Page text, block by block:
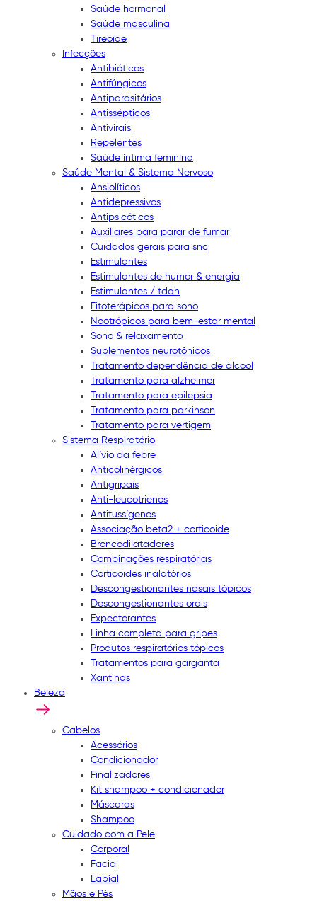
Saúde hormonal
Saúde masculina
Tireoide
Infecções
Antibióticos
Antifúngicos
Antiparasitários
Antissépticos
Antivirais
Repelentes
Saúde íntima feminina
Saúde Mental & Sistema Nervoso
Ansiolíticos
Antidepressivos
Antipsicóticos
Auxiliares para parar de fumar
Cuidados gerais para snc
Estimulantes
Estimulantes de humor & energia
Estimulantes / tdah
Fitoterápicos para sono
Nootrópicos para bem-estar mental
Sono & relaxamento
Suplementos neurotônicos
Tratamento dependência de álcool
Tratamento para alzheimer
Tratamento para epilepsia
Tratamento para parkinson
Tratamento para vertigem
Sistema Respiratório
Alívio da febre
Anticolinérgicos
Antigripais
Anti-leucotrienos
Antitussígenos
Associação beta2 + corticoide
Broncodilatadores
Combinações respiratórias
Corticoides inalatórios
Descongestionantes nasais tópicos
Descongestionantes orais
Expectorantes
Linha completa para gripes
Produtos respiratórios tópicos
Tratamentos para garganta
Xantinas
Beleza
Cabelos
Acessórios
Condicionador
Finalizadores
Kit shampoo + condicionador
Máscaras
Shampoo
Cuidado com a Pele
Corporal
Facial
Labial
Mãos e Pés